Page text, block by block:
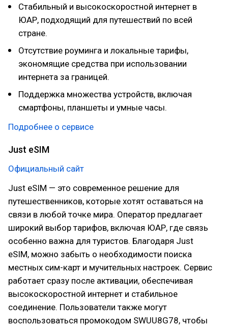
Стабильный и высокоскоростной интернет в
ЮАР, подходящий для путешествий по всей
стране.
Отсутствие роуминга и локальные тарифы,
экономящие средства при использовании
интернета за границей.
Поддержка множества устройств, включая
смартфоны, планшеты и умные часы.
Подробнее о сервисе
Just eSIM
Официальный сайт
Just eSIM — это современное решение для
путешественников, которые хотят оставаться на
связи в любой точке мира. Оператор предлагает
широкий выбор тарифов, включая ЮАР, где связь
особенно важна для туристов. Благодаря Just
eSIM, можно забыть о необходимости поиска
местных сим-карт и мучительных настроек. Сервис
работает сразу после активации, обеспечивая
высокоскоростной интернет и стабильное
соединение. Пользователи также могут
воспользоваться промокодом SWUU8G78, чтобы